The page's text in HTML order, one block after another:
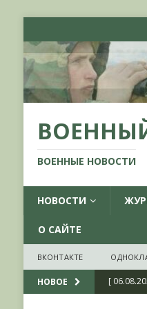
ВОЕННЫЕ НОВОСТИ
НОВОСТИ
О САЙТЕ
ВКОНТАКТЕ
НОВОЕ [